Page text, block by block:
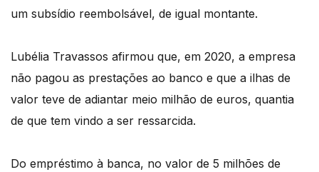
um subsídio reembolsável, de igual montante.
Lubélia Travassos afirmou que, em 2020, a empresa
não pagou as prestações ao banco e que a ilhas de
valor teve de adiantar meio milhão de euros, quantia
de que tem vindo a ser ressarcida.
Do empréstimo à banca, no valor de 5 milhões de